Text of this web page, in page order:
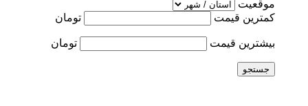
موقعیت
کمترین قیمت
تومان
بیشترین قیمت تومان
جستجو